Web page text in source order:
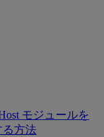
モジュールを
る方法